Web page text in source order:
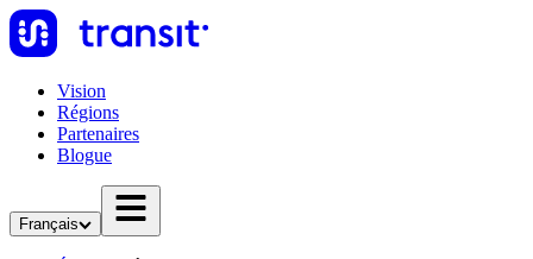
Vision
Régions
Partenaires
Blogue
Français